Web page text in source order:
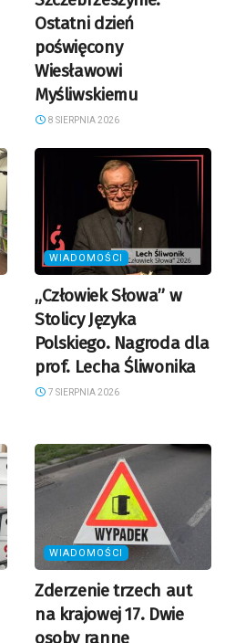
Ostatni dzień
poświęcony
Wiesławowi
Myśliwskiemu
8 SIERPNIA 2026
WIADOMOŚCI
„Człowiek Słowa” w
Stolicy Języka
Polskiego. Nagroda dla
prof. Lecha Śliwonika
7 SIERPNIA 2026
WIADOMOŚCI
Zderzenie trzech aut
na krajowej 17. Dwie
osoby ranne